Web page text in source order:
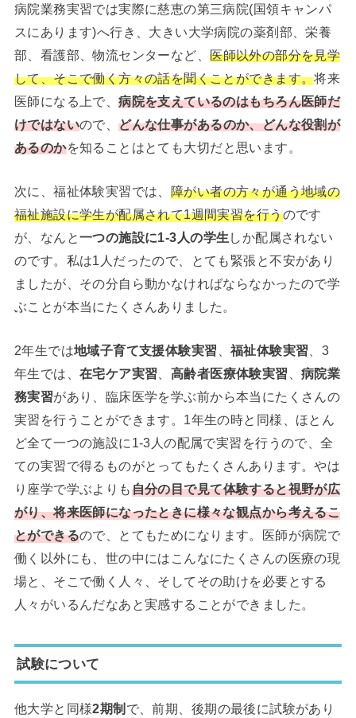
病院業務実習では実際に慈恵の第三病院(国領キャンパ
スにあります)へ行き、大きい大学病院の薬剤部、栄養
部、看護部、物流センターなど、医師以外の部分を見学
して、そこで働く方々の話を聞くことができます。将来
医師になる上で、病院を支えているのはもちろん医師だ
けではないので、どんな仕事があるのか、どんな役割が
あるのかを知ることはとても大切だと思います。
次に、福祉体験実習では、 障がい者の方々が通う地域の
福祉施設に学生が配属されて1週間実習を行うのです
が、なんと一つの施設に1-3人の学生 しか配属されない
のです。私は1人だったので、とても緊張と不安があり
ましたが、その分自ら動かなければならなかったので学
ぶことが本当にたくさんありました。
2年生では地域子育て支援体験実習 福祉体験実習 、3
年生では、 在宅ケア実習 高齢者医療体験実習 、病院業
務実習があり、臨床医学を学ぶ前から本当にたくさんの
実習を行うことができます。1年生の時と同様、ほとん
ど全て一つの施設に1-3人の配属で実習を行うので、全
ての実習で得るものがとってもたくさんあります。やは
り座学で学ぶよりも自分の目で見て体験すると視野が広
がり、将来医師になったときに様々な観点から考えるこ
とができるので、とてもためになります。医師が病院で
働く以外にも、世の中にはこんなにたくさんの医療の現
場と、そこで働く人々、そしてその助けを必要とする
人々がいるんだなあと実感することができました。
試験について
他大学と同様2期制 で、前期、後期の最後に試験があり